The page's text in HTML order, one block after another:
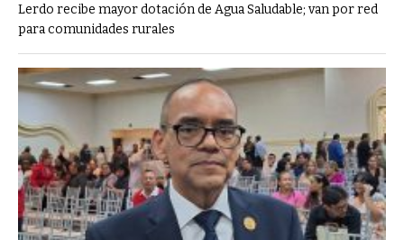
Lerdo recibe mayor dotación de Agua Saludable; van por red
para comunidades rurales